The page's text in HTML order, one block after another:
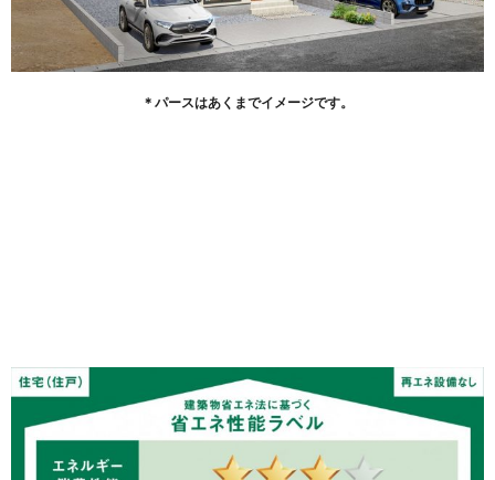
＊パースはあくまでイメージです。